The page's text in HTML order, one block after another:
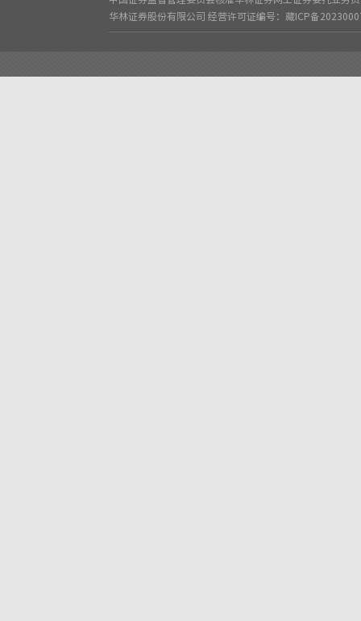
华林证券股份有限公司 经营许可证编号：藏ICP备